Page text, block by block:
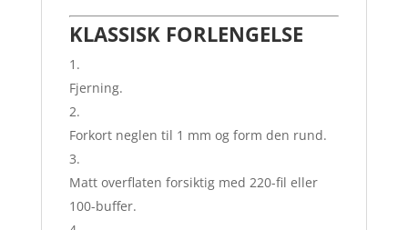
KLASSISK FORLENGELSE
Fjerning.
Forkort neglen til 1 mm og form den rund.
Matt overflaten forsiktig med 220-fil eller
100-buffer.